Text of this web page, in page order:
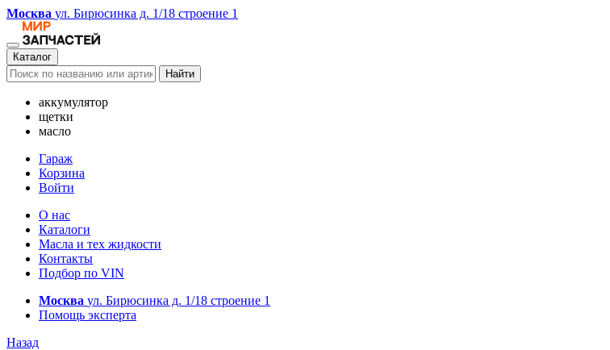
Москва ул. Бирюсинка д. 1/18 строение 1
Каталог
Найти
аккумулятор
щетки
масло
Гараж
Корзина
Войти
О нас
Каталоги
Масла и тех жидкости
Контакты
Подбор по VIN
Москва ул. Бирюсинка д. 1/18 строение 1
Помощь эксперта
Назад